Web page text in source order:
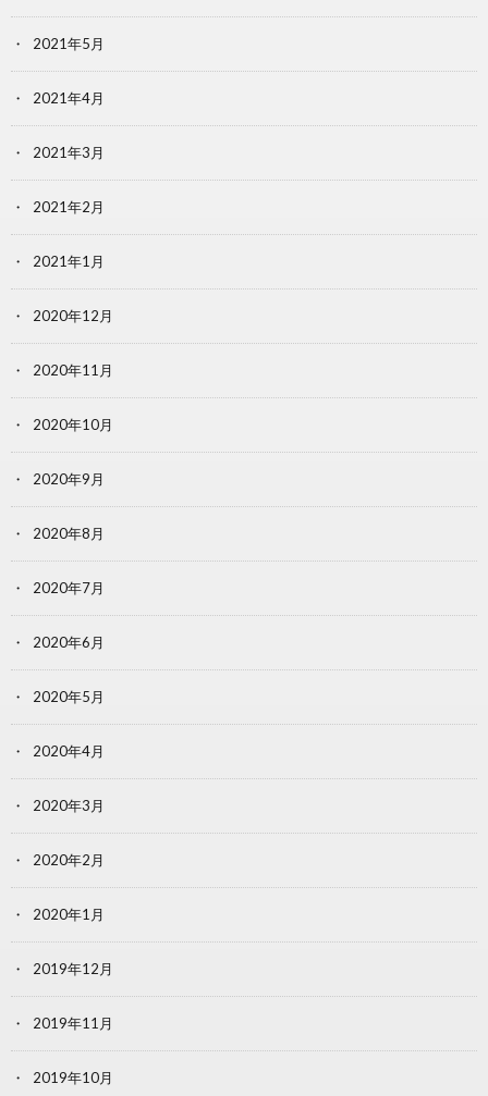
2021年5月
2021年4月
2021年3月
2021年2月
2021年1月
2020年12月
2020年11月
2020年10月
2020年9月
2020年8月
2020年7月
2020年6月
2020年5月
2020年4月
2020年3月
2020年2月
2020年1月
2019年12月
2019年11月
2019年10月